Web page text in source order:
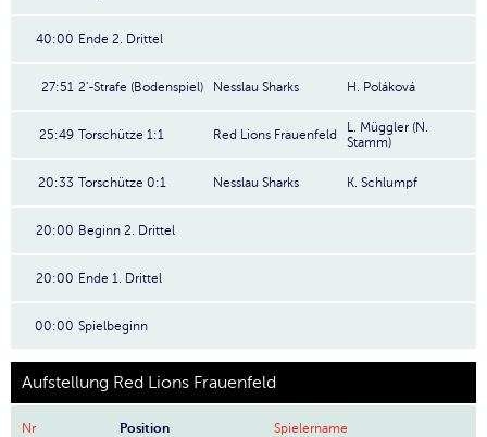
40:00 Ende 2. Drittel
27:51 2'-Strafe (Bodenspiel) Nesslau Sharks H. Poláková
25:49 Torschütze 1:1 Red Lions Frauenfeld
L. Müggler (N.
Stamm)
20:33 Torschütze 0:1 Nesslau Sharks K. Schlumpf
20:00 Beginn 2. Drittel
20:00 Ende 1. Drittel
00:00 Spielbeginn
Aufstellung Red Lions Frauenfeld
Nr Position Spielername